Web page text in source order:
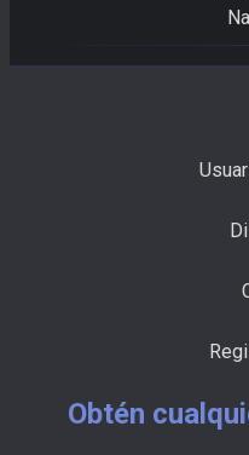
Obtén